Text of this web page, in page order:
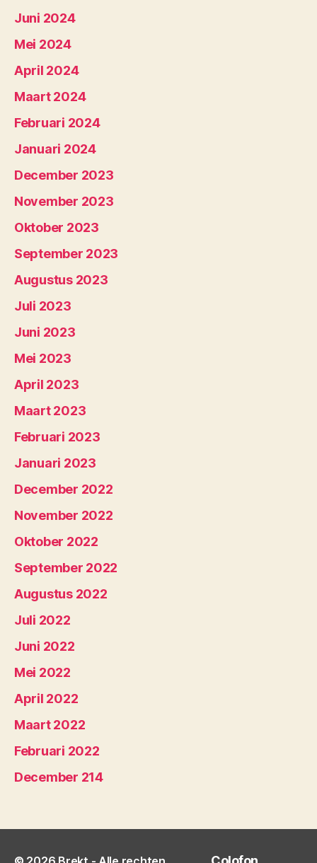
Juni 2024
Mei 2024
April 2024
Maart 2024
Februari 2024
Januari 2024
December 2023
November 2023
Oktober 2023
September 2023
Augustus 2023
Juli 2023
Juni 2023
Mei 2023
April 2023
Maart 2023
Februari 2023
Januari 2023
December 2022
November 2022
Oktober 2022
September 2022
Augustus 2022
Juli 2022
Juni 2022
Mei 2022
April 2022
Maart 2022
Februari 2022
December 214